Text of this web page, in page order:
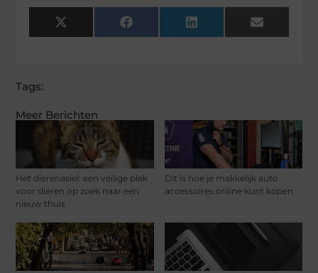
Meer Berichten
Het dierenasiel: een veilige plek
voor dieren op zoek naar een
nieuw thuis
Dit is hoe je makkelijk auto
accessoires online kunt kopen
X
(Twitter)
Facebook LinkedIn Email
Tags: